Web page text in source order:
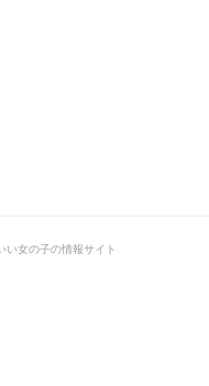
い女の子の情報サイト